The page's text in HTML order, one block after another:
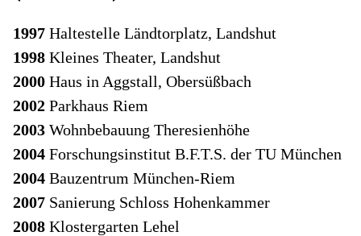
1997 Haltestelle Ländtorplatz, Landshut
1998 Kleines Theater, Landshut
2000 Haus in Aggstall, Obersüßbach
2002 Parkhaus Riem
2003 Wohnbebauung Theresienhöhe
2004 Forschungsinstitut B.F.T.S. der TU München
2004 Bauzentrum München-Riem
2007 Sanierung Schloss Hohenkammer
2008 Klostergarten Lehel